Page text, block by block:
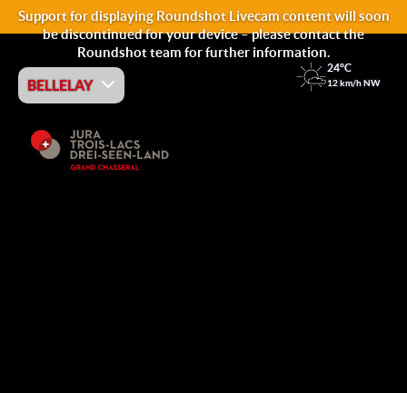
Support for displaying Roundshot Livecam content will soon
be discontinued for your device – please contact the
Roundshot team for further information.
24°C
12 km/h NW
BELLELAY